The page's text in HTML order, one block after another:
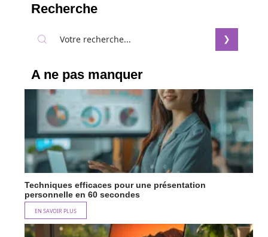
Recherche
A ne pas manquer
Techniques efficaces pour une présentation
personnelle en 60 secondes
EN SAVOIR PLUS